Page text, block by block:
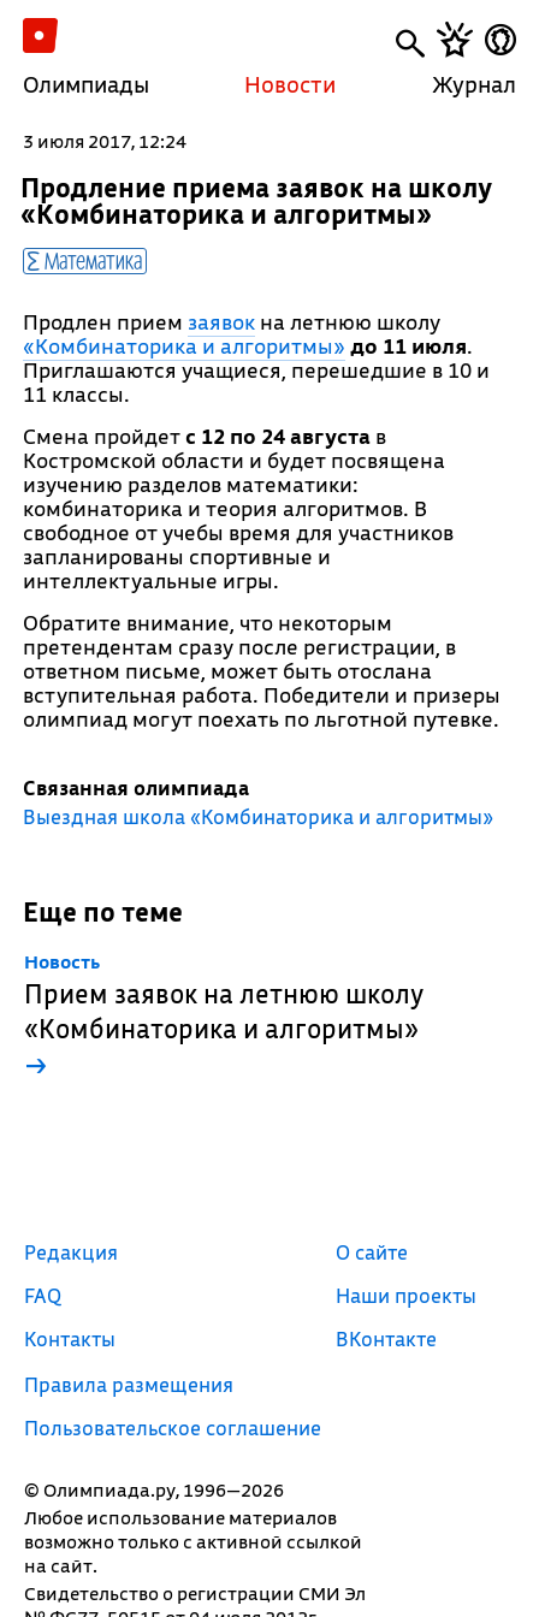
Олимпиады Новости Журнал
3 июля 2017, 12:24
Продление приема заявок на школу
«Комбинаторика и алгоритмы»
Математика
Продлен прием заявокна летнюю школу
«Комбинаторика и алгоритмы» до 11 июля.
Приглашаются учащиеся, перешедшие в 10 и
11 классы.
Смена пройдетс 12 по 24 августав
Костромской области и будет посвящена
изучению разделов математики:
комбинаторика и теория алгоритмов. В
свободное от учебы время для участников
запланированы спортивные и
интеллектуальные игры.
Обратите внимание, что некоторым
претендентам сразу после регистрации, в
ответном письме, может быть отослана
вступительная работа. Победители и призеры
олимпиад могут поехать по льготной путевке.
Связанная олимпиада
Выездная школа «Комбинаторика и алгоритмы»
Еще по теме
Новость
Прием заявок на летнюю школу
«Комбинаторика и алгоритмы»
→
© Олимпиада.ру, 1996—2026
Любое использование материалов
возможно только с активной ссылкой
на сайт.
Свидетельство о регистрации СМИ Эл
Редакция
FAQ
Контакты
Правила размещения
Пользовательское соглашение
О сайте
Наши проекты
ВКонтакте